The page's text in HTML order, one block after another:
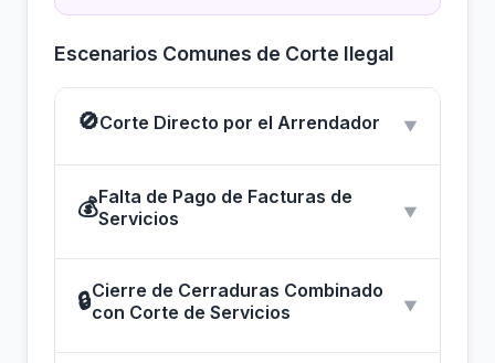
Escenarios Comunes de Corte Ilegal
🚫Corte Directo por el Arrendador ▼
💰Falta de Pago de Facturas de
Servicios
▼
🔒Cierre de Cerraduras Combinado
con Corte de Servicios
▼